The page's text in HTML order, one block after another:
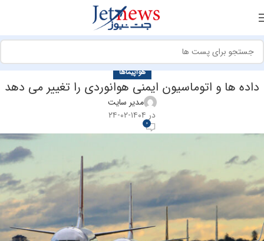
هواپیماها
داده ها و اتوماسیون ایمنی هوانوردی را تغییر می دهد
مدیر سایت
در ۱۴۰۴-۰۲-۲۴
0